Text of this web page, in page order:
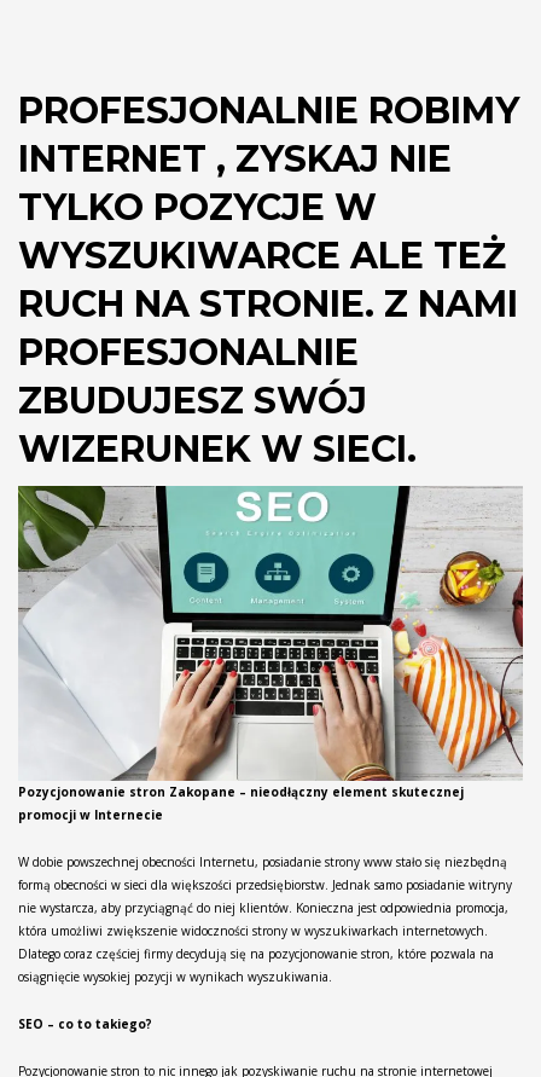
PROFESJONALNIE ROBIMY
INTERNET , ZYSKAJ NIE
TYLKO POZYCJE W
WYSZUKIWARCE ALE TEŻ
RUCH NA STRONIE. Z NAMI
PROFESJONALNIE
ZBUDUJESZ SWÓJ
WIZERUNEK W SIECI.
Pozycjonowanie stron Zakopane – nieodłączny element skutecznej
promocji w Internecie
W dobie powszechnej obecności Internetu, posiadanie strony www stało się niezbędną
formą obecności w sieci dla większości przedsiębiorstw. Jednak samo posiadanie witryny
nie wystarcza, aby przyciągnąć do niej klientów. Konieczna jest odpowiednia promocja,
która umożliwi zwiększenie widoczności strony w wyszukiwarkach internetowych.
Dlatego coraz częściej firmy decydują się na pozycjonowanie stron, które pozwala na
osiągnięcie wysokiej pozycji w wynikach wyszukiwania.
SEO – co to takiego?
Pozycjonowanie stron to nic innego jak pozyskiwanie ruchu na stronie internetowej